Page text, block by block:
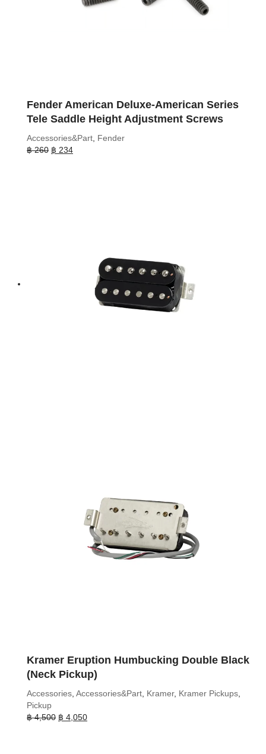
Fender American Deluxe-American Series
Tele Saddle Height Adjustment Screws
Accessories&Part, Fender
฿260 Original
฿ 234Current
Kramer Eruption Humbucking Double Black
(Neck Pickup)
Accessories, Accessories&Part, Kramer, Kramer Pickups,
Pickup
฿4,500 Original
฿ 4,050Current